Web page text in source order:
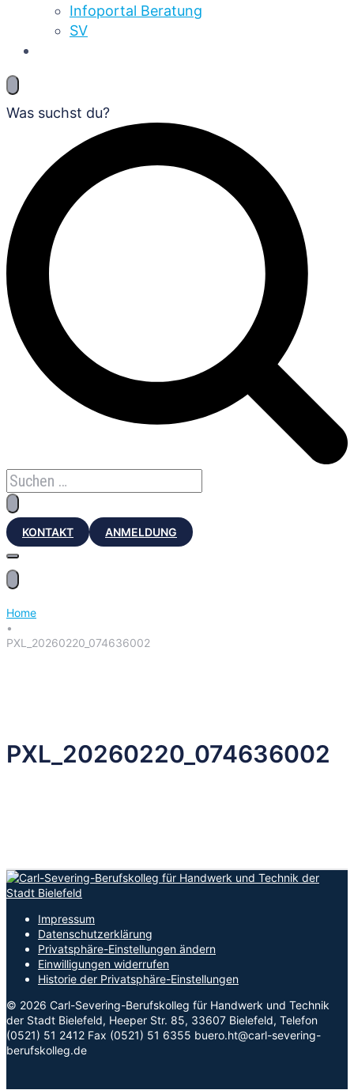
Infoportal Beratung
SV
Was suchst du?
KONTAKT ANMELDUNG
Home
•
PXL_20260220_074636002
PXL_20260220_074636002
Impressum
Datenschutzerklärung
Privatsphäre-Einstellungen ändern
Einwilligungen widerrufen
Historie der Privatsphäre-Einstellungen
© 2026 Carl-Severing-Berufskolleg für Handwerk und Technik
der Stadt Bielefeld, Heeper Str. 85, 33607 Bielefeld, Telefon
(0521) 51 2412 Fax (0521) 51 6355 buero.ht@carl-severing-
berufskolleg.de